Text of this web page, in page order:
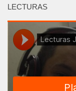
LECTURAS